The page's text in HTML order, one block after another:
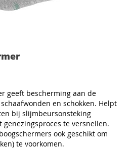
geeft bescherming aan de
en schokken. Helpt
bij slijmbeursonsteking
te versnellen.
ook geschikt om
te voorkomen.